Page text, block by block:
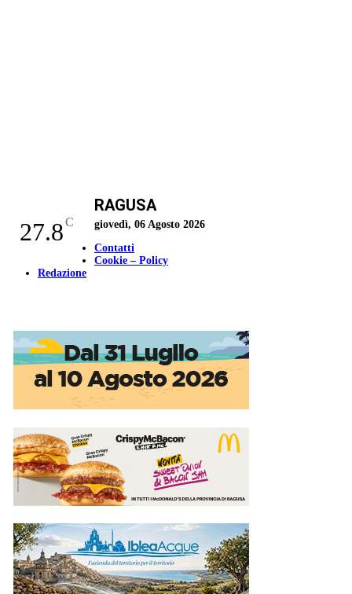
27.8C
RAGUSA
giovedì, 06 Agosto 2026
Contatti
Cookie – Policy
Redazione